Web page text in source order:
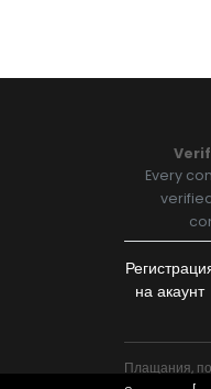
Every
на акаунт
Плащания,